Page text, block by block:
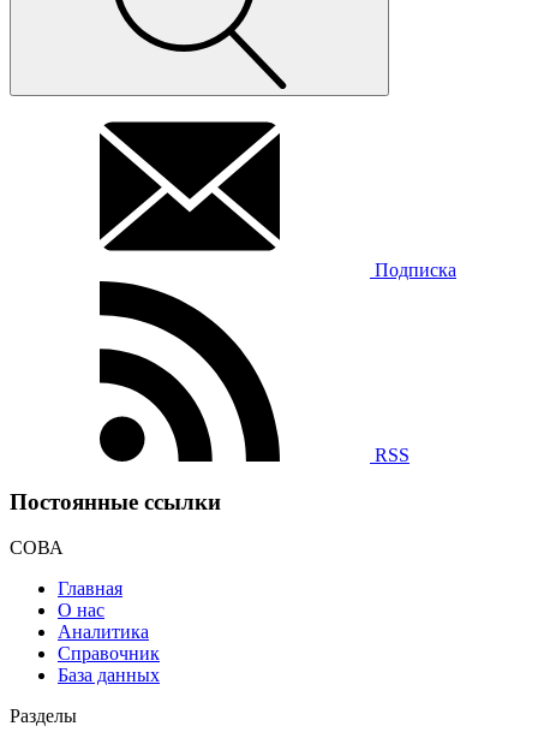
Подписка
RSS
Постоянные ссылки
СОВА
Главная
О нас
Аналитика
Справочник
База данных
Разделы